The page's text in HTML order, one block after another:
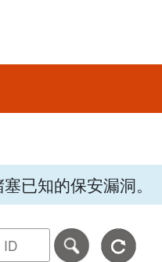
已知的保安漏洞。
月月-年年年年。
安警報